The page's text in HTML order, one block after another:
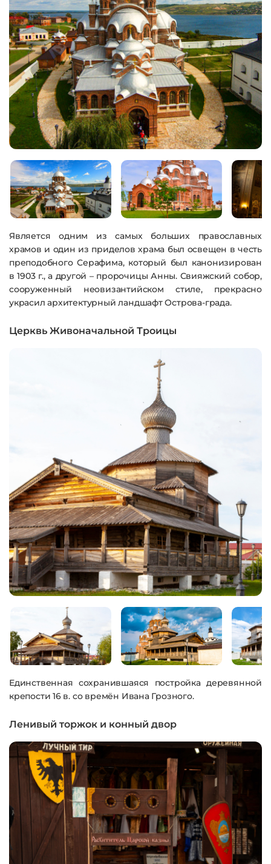
Является одним из самых больших православных
храмов и один из приделов храма был освещен в честь
преподобного Серафима, который был канонизирован
в 1903 г., а другой – пророчицы Анны. Свияжский собор,
сооруженный неовизантийском стиле, прекрасно
украсил архитектурный ландшафт Острова-града.
Церквь Живоначальной Троицы
Единственная сохранившаяся постройка деревянной
крепости 16 в. со времён Ивана Грозного.
Ленивый торжок и конный двор